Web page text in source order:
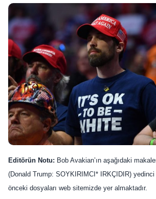
Editörün Notu: Bob Avakian’ın aşağıdaki
(Donald Trump: SOYKIRIMCI* IRKÇIDIR)
önceki dosyaları web sitemizde yer almaktadır.